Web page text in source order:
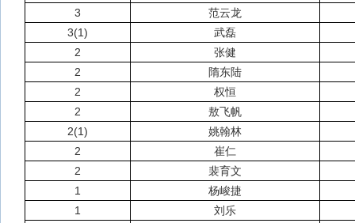
3
范云龙
3(1)
武磊
2
张健
2
隋东陆
2
权恒
2
敖飞帆
2(1)
姚翰林
2
崔仁
2
裴育文
1
杨峻捷
1
刘乐